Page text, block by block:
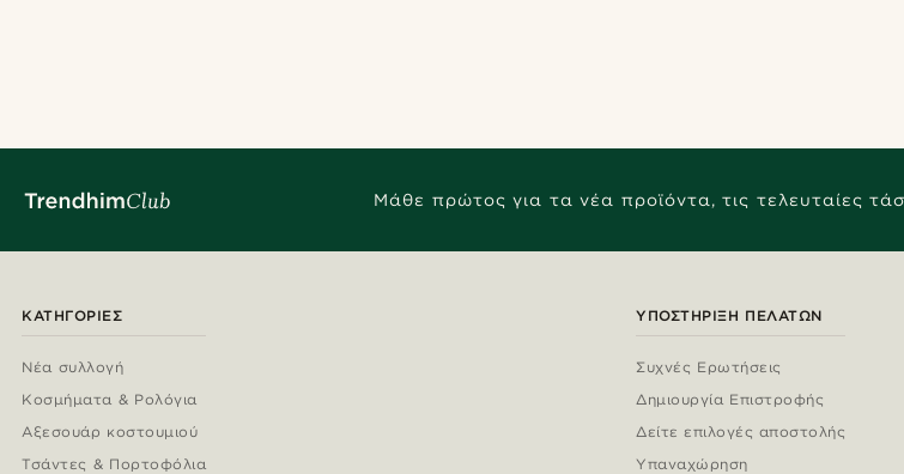
Μάθε πρώτος για τα νέα προϊόντα, τις τελευταίες
ΚΑΤΗΓΟΡΊΕΣ
Νέα συλλογή
Κοσμήματα & Ρολόγια
Αξεσουάρ κοστουμιού
Τσάντες & Πορτοφόλια
ΥΠΟΣΤΉΡΙΞΗ ΠΕΛΑΤΏΝ
Συχνές Ερωτήσεις
Δημιουργία Επιστροφής
Δείτε επιλογές αποστολής
Υπαναχώρηση